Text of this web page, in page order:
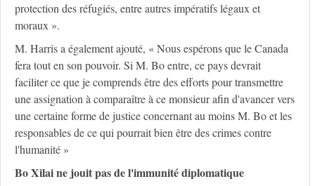
protection des réfugiés, entre autres impératifs légaux et
moraux ».
M. Harris a également ajouté, « Nous espérons que le Canada
fera tout en son pouvoir. Si M. Bo entre, ce pays devrait
faciliter ce que je comprends être des efforts pour transmettre
une assignation à comparaître à ce monsieur afin d'avancer vers
une certaine forme de justice concernant au moins M. Bo et les
responsables de ce qui pourrait bien être des crimes contre
l'humanité »
Bo Xilai ne jouit pas de l'immunité diplomatique